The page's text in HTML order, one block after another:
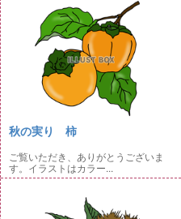
秋の実り 柿
ご覧いただき、ありがとうございま
す。イラストはカラー...